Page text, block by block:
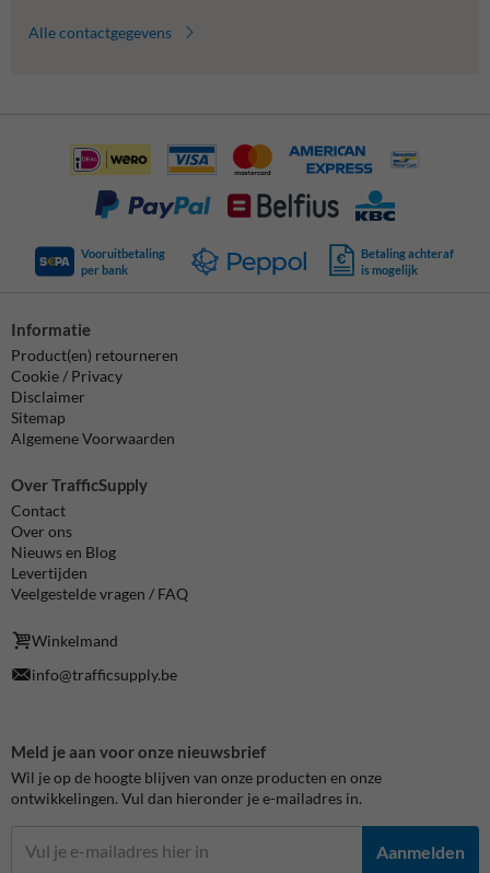
Alle contactgegevens
Vooruitbetaling
per bank
Betaling achteraf
is mogelijk
Informatie
Product(en) retourneren
Cookie / Privacy
Disclaimer
Sitemap
Algemene Voorwaarden
Over TrafficSupply
Contact
Over ons
Nieuws en Blog
Levertijden
Veelgestelde vragen / FAQ
Winkelmand
info@trafficsupply.be
Meld je aan voor onze nieuwsbrief
Wil je op de hoogte blijven van onze producten en onze
ontwikkelingen. Vul dan hieronder je e-mailadres in.
Aanmelden